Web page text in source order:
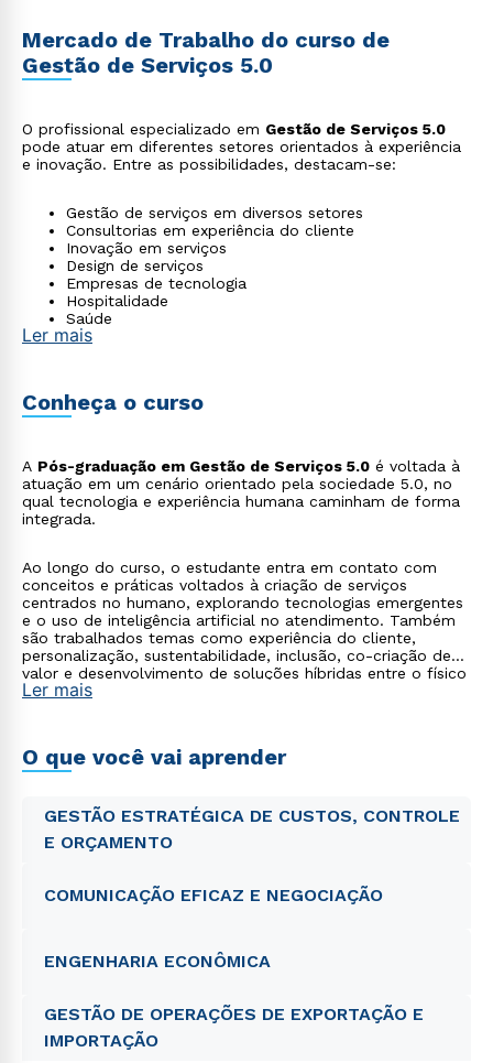
Mercado de Trabalho do curso de
Gestão de Serviços 5.0
O profissional especializado em Gestão de Serviços 5.0
pode atuar em diferentes setores orientados à experiência
e inovação. Entre as possibilidades, destacam-se:
Gestão de serviços em diversos setores
Consultorias em experiência do cliente
Inovação em serviços
Design de serviços
Empresas de tecnologia
Hospitalidade
Saúde
Educação
Ler mais
Conheça o curso
A Pós-graduação em Gestão de Serviços 5.0 é voltada à
atuação em um cenário orientado pela sociedade 5.0, no
qual tecnologia e experiência humana caminham de forma
integrada.
Ao longo do curso, o estudante entra em contato com
conceitos e práticas voltados à criação de serviços
centrados no humano, explorando tecnologias emergentes
e o uso de inteligência artificial no atendimento. Também
são trabalhados temas como experiência do cliente,
personalização, sustentabilidade, inclusão, co-criação de
valor e desenvolvimento de soluções híbridas entre o físico
e o digital.
Ler mais
O que você vai aprender
GESTÃO ESTRATÉGICA DE CUSTOS, CONTROLE
E ORÇAMENTO
COMUNICAÇÃO EFICAZ E NEGOCIAÇÃO
ENGENHARIA ECONÔMICA
GESTÃO DE OPERAÇÕES DE EXPORTAÇÃO E
IMPORTAÇÃO